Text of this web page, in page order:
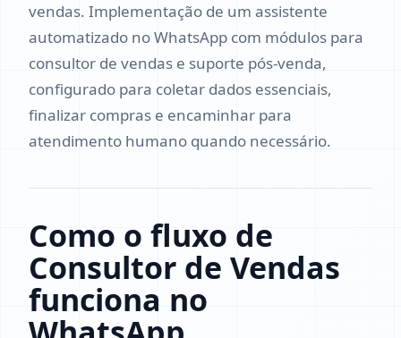
vendas. Implementação de um assistente
automatizado no WhatsApp com módulos para
consultor de vendas e suporte pós-venda,
configurado para coletar dados essenciais,
finalizar compras e encaminhar para
atendimento humano quando necessário.
Como o fluxo de
Consultor de Vendas
funciona no